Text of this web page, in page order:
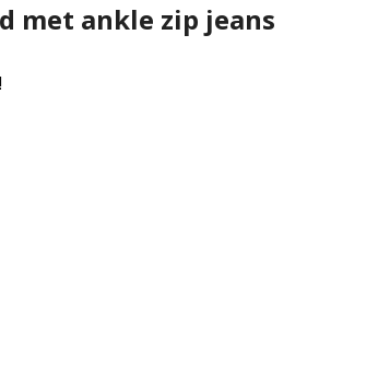
met ankle zip jeans